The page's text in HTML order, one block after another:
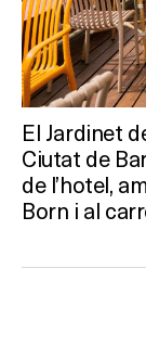
El Jardinet
Ciutat de
de l’hotel,
Born i al